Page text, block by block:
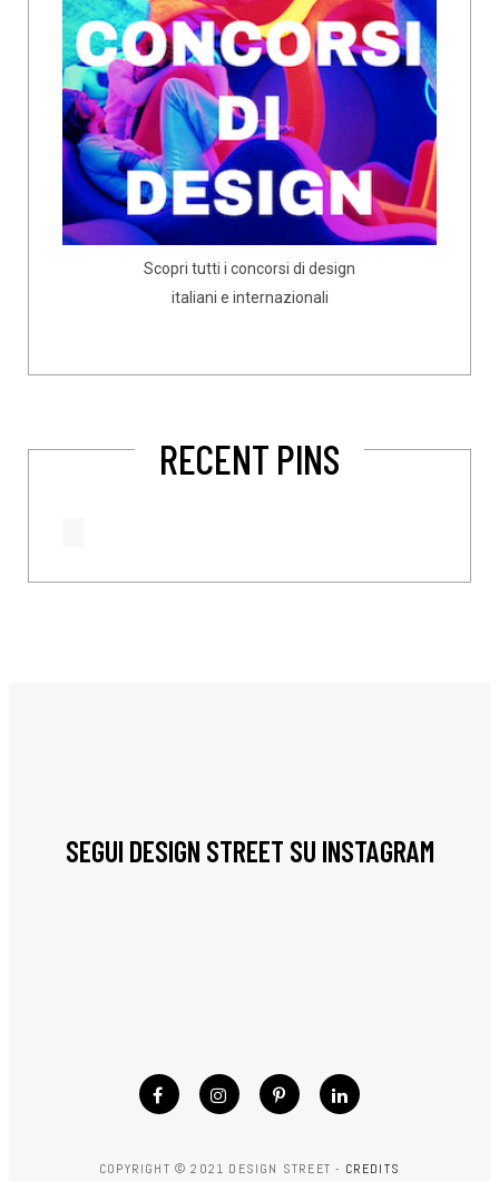
Scopri tutti i concorsi di design
italiani e internazionali
RECENT PINS
SEGUI DESIGN STREET SU INSTAGRAM
COPYRIGHT © 2021 DESIGN STREET - CREDITS